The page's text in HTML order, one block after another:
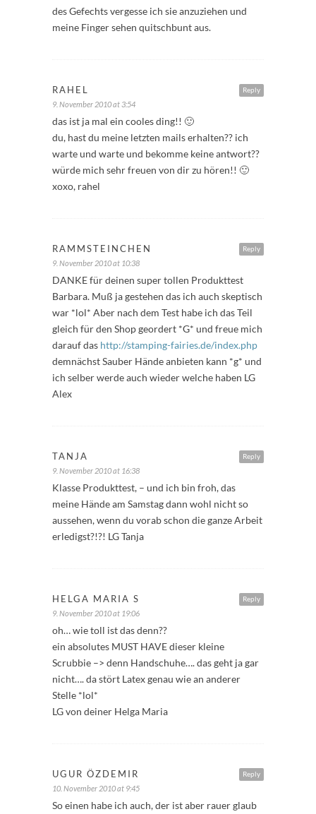
des Gefechts vergesse ich sie anzuziehen und
meine Finger sehen quitschbunt aus.
Reply
RAHEL
9. November 2010 at 3:54
das ist ja mal ein cooles ding!! 🙂
du, hast du meine letzten mails erhalten?? ich
warte und warte und bekomme keine antwort??
würde mich sehr freuen von dir zu hören!! 🙂
xoxo, rahel
Reply
RAMMSTEINCHEN
9. November 2010 at 10:38
DANKE für deinen super tollen Produkttest
Barbara. Muß ja gestehen das ich auch skeptisch
war *lol* Aber nach dem Test habe ich das Teil
gleich für den Shop geordert *G* und freue mich
darauf das http://stamping-fairies.de/index.php
demnächst Sauber Hände anbieten kann *g* und
ich selber werde auch wieder welche haben LG
Alex
Reply
TANJA
9. November 2010 at 16:38
Klasse Produkttest, – und ich bin froh, das
meine Hände am Samstag dann wohl nicht so
aussehen, wenn du vorab schon die ganze Arbeit
erledigst?!?! LG Tanja
Reply
HELGA MARIA S
9. November 2010 at 19:06
oh… wie toll ist das denn??
ein absolutes MUST HAVE dieser kleine
Scrubbie –> denn Handschuhe…. das geht ja gar
nicht…. da stört Latex genau wie an anderer
Stelle *lol*
LG von deiner Helga Maria
Reply
UGUR ÖZDEMIR
10. November 2010 at 9:45
So einen habe ich auch, der ist aber rauer glaub